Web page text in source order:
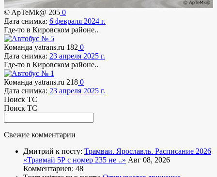
© ApTeMk@ 205 0
Дата снимка: 6 февраля 2024 г.
Где-то в Кировском районе..
Команда yatrans.ru 182 0
Дата снимка: 23 апреля 2025 г.
Где-то в Кировском районе..
Команда yatrans.ru 218 0
Дата снимка: 23 апреля 2025 г.
Поиск ТС
Поиск ТС
Свежие комментарии
Дмитрий к посту: Трамваи. Ярославль. Расписание 2026
«Травмай 5Р с номер 235 не ..» Авг 08, 2026
Комментариев: 48